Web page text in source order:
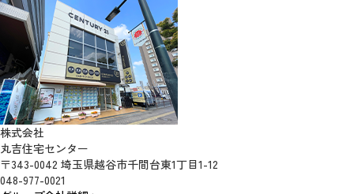
株式会社
丸吉住宅センター
〒343-0042 埼玉県越谷市千間台東1丁目1-12
048-977-0021